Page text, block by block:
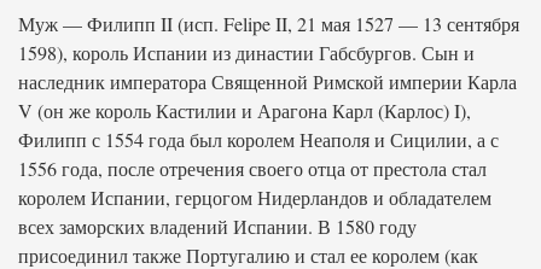
Муж — Филипп II (исп. Felipe II, 21 мая 1527 — 13 сентября
1598), король Испании из династии Габсбургов. Сын и
наследник императора Священной Римской империи Карла
V (он же король Кастилии и Арагона Карл (Карлос) I),
Филипп с 1554 года был королем Неаполя и Сицилии, а с
1556 года, после отречения своего отца от престола стал
королем Испании, герцогом Нидерландов и обладателем
всех заморских владений Испании. В 1580 году
присоединил также Португалию и стал ее королем (как